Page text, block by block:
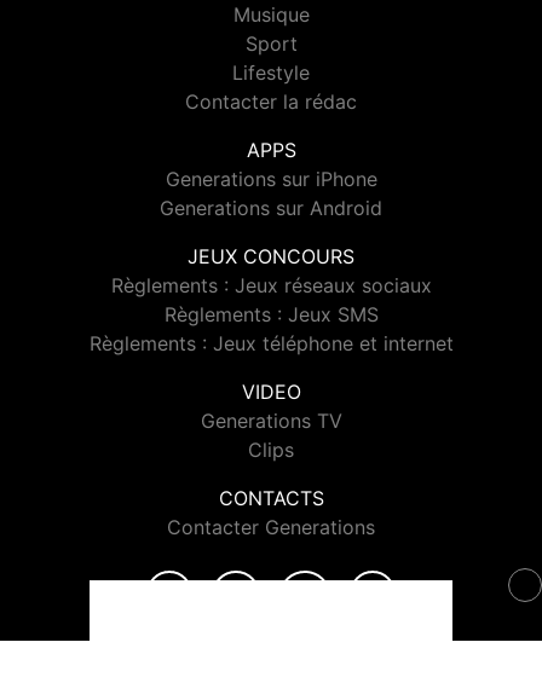
Musique
Sport
Lifestyle
Contacter la rédac
APPS
Generations sur iPhone
Generations sur Android
JEUX CONCOURS
Règlements : Jeux réseaux sociaux
Règlements : Jeux SMS
Règlements : Jeux téléphone et internet
VIDEO
Generations TV
Clips
CONTACTS
Contacter Generations